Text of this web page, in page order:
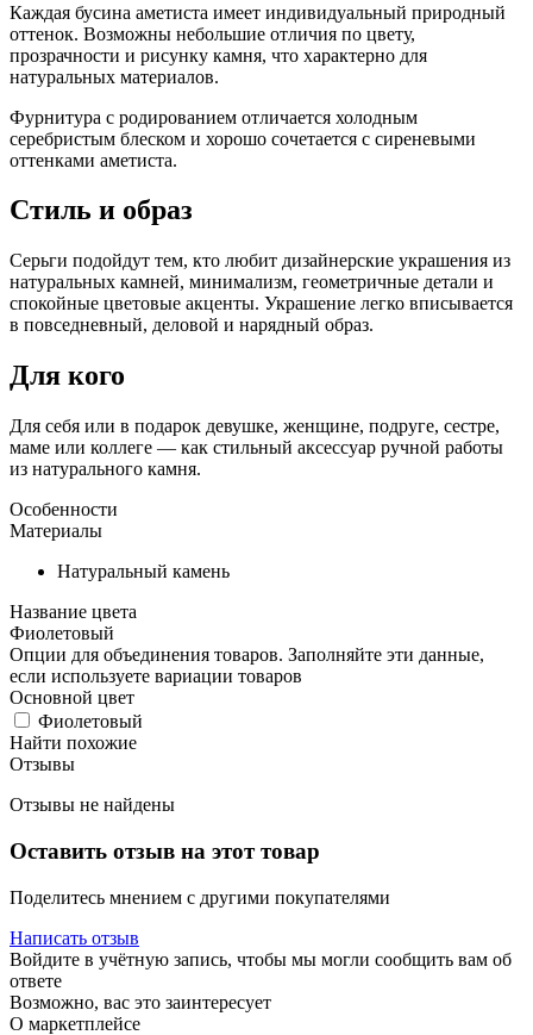
Каждая бусина аметиста имеет индивидуальный природный
оттенок. Возможны небольшие отличия по цвету,
прозрачности и рисунку камня, что характерно для
натуральных материалов.
Фурнитура с родированием отличается холодным
серебристым блеском и хорошо сочетается с сиреневыми
оттенками аметиста.
Стиль и образ
Серьги подойдут тем, кто любит дизайнерские украшения из
натуральных камней, минимализм, геометричные детали и
спокойные цветовые акценты. Украшение легко вписывается
в повседневный, деловой и нарядный образ.
Для кого
Для себя или в подарок девушке, женщине, подруге, сестре,
маме или коллеге — как стильный аксессуар ручной работы
из натурального камня.
Особенности
Материалы
Натуральный камень
Название цвета
Фиолетовый
Опции для объединения товаров. Заполняйте эти данные,
если используете вариации товаров
Основной цвет
Фиолетовый
Найти похожие
Отзывы
Отзывы не найдены
Оставить отзыв на этот товар
Поделитесь мнением с другими покупателями
Написать отзыв
Войдите в учётную запись, чтобы мы могли сообщить вам об
ответе
Возможно, вас это заинтересует
О маркетплейсе